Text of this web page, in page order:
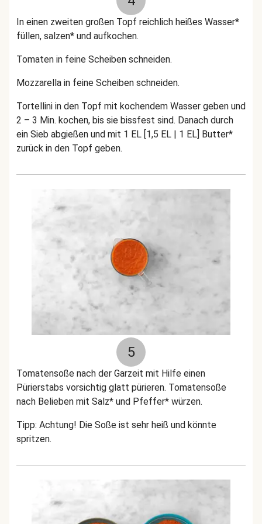
In einen zweiten großen Topf reichlich heißes Wasser*
füllen, salzen* und aufkochen.
Tomaten in feine Scheiben schneiden.
Mozzarella in feine Scheiben schneiden.
Tortellini in den Topf mit kochendem Wasser geben und
2 – 3 Min. kochen, bis sie bissfest sind. Danach durch
ein Sieb abgießen und mit 1 EL [1,5 EL | 1 EL] Butter*
zurück in den Topf geben.
5
Tomatensoße nach der Garzeit mit Hilfe einen
Pürierstabs vorsichtig glatt pürieren. Tomatensoße
nach Belieben mit Salz* und Pfeffer* würzen.
Tipp: Achtung! Die Soße ist sehr heiß und könnte
spritzen.